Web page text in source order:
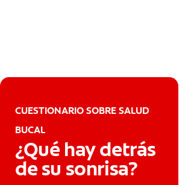
CUESTIONARIO SOBRE SALUD
BUCAL
¿Qué hay detrás
de su sonrisa?